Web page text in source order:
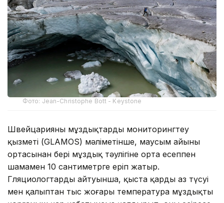
Фото: Jean-Christophe Bott - Keystone
Швейцарияның мұздықтарды мониторингтеу
қызметі (GLAMOS) мәліметінше, маусым айының
ортасынан бері мұздық тәулігіне орта есеппен
шамамен 10 сантиметрге еріп жатыр.
Гляциологтардың айтуынша, қыста қардың аз түсуі
мен қалыптан тыс жоғары температура мұздықты